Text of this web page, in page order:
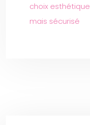
choix esthétique
mais sécurisé